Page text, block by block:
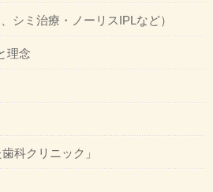
シミ治療・ノーリスIPLなど）
理念
科クリニック」